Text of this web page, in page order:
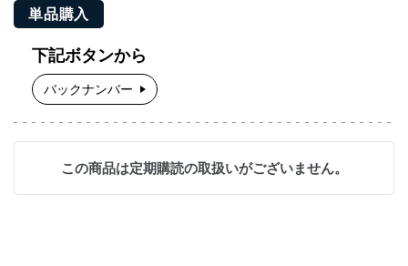
単品購入
下記ボタンから
バックナンバー
この商品は定期購読の取扱いがございません。